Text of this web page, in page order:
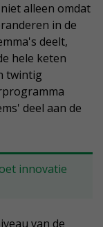
alleen omdat
in de
deelt,
hele keten
twintig
deel aan de
innovatie
van de